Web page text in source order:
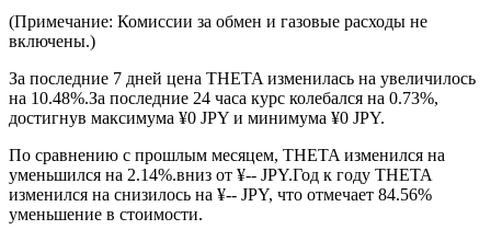
USDC фьючерсы
(Примечание: Комиссии за обмен и газовые расходы не
включены.)
За последние 7 дней цена THETA изменилась на увеличилось
на 10.48%.За последние 24 часа курс колебался на 0.73%,
достигнув максимума ¥0 JPY и минимума ¥0 JPY.
По сравнению с прошлым месяцем, THETA изменился на
уменьшился на 2.14%.вниз от ¥-- JPY.Год к году THETA
изменился на снизилось на ¥-- JPY, что отмечает 84.56%
уменьшение в стоимости.